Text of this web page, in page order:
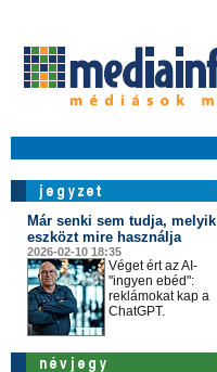
Már senki sem tudja, melyik
eszközt mire használja
2026-02-10 18:35
Véget ért az AI-
"ingyen ebéd":
reklámokat kap a
ChatGPT.